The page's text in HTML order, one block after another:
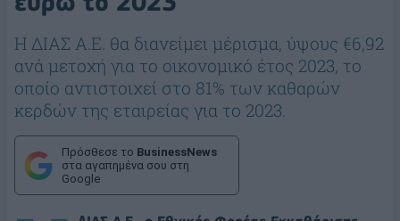
Η ΔΙΑΣ Α.Ε. θα διανείμει μέρισμα, ύψους €6,92
ανά μετοχή για το οικονομικό έτος 2023, το
οποίο αντιστοιχεί στο 81% των καθαρών
κερδών της εταιρείας για το 2023.
Πρόσθεσε το BusinessNews
στα αγαπημένα σου στη
Google